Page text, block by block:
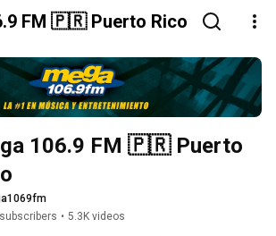
FM 🇵🇷 Puerto Rico
106.9 FM 🇵🇷 Puerto
• 5.3K videos